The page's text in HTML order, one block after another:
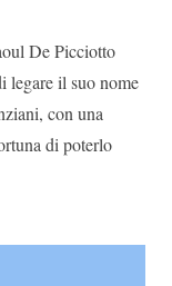
De Picciotto
legare il suo nome
con una
di poterlo